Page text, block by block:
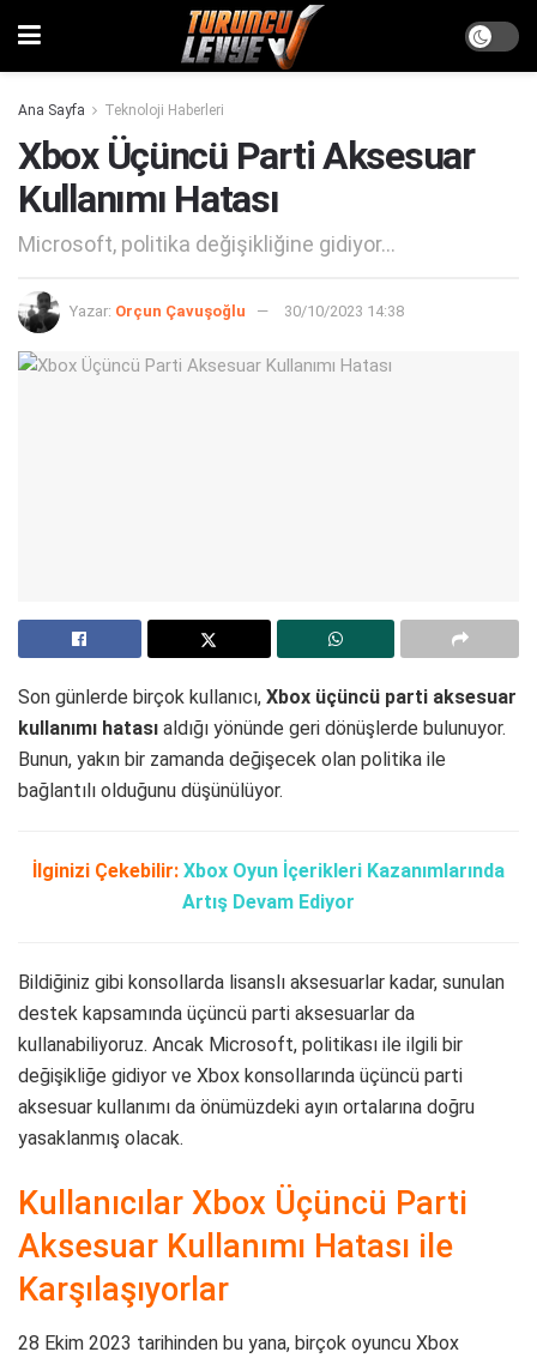
Ana Sayfa Teknoloji Haberleri
Xbox Üçüncü Parti Aksesuar
Kullanımı Hatası
Microsoft, politika değişikliğine gidiyor...
Yazar: Orçun Çavuşoğlu 30/10/2023 14:38
Son günlerde birçok kullanıcı, Xbox üçüncü parti aksesuar
kullanımı hatası aldığı yönünde geri dönüşlerde bulunuyor.
Bunun, yakın bir zamanda değişecek olan politika ile
bağlantılı olduğunu düşünülüyor.
İlginizi Çekebilir: Xbox Oyun İçerikleri Kazanımlarında
Artış Devam Ediyor
Bildiğiniz gibi konsollarda lisanslı aksesuarlar kadar, sunulan
destek kapsamında üçüncü parti aksesuarlar da
kullanabiliyoruz. Ancak Microsoft, politikası ile ilgili bir
değişikliğe gidiyor ve Xbox konsollarında üçüncü parti
aksesuar kullanımı da önümüzdeki ayın ortalarına doğru
yasaklanmış olacak.
Kullanıcılar Xbox Üçüncü Parti
Aksesuar Kullanımı Hatası ile
Karşılaşıyorlar
28 Ekim 2023 tarihinden bu yana, birçok oyuncu Xbox